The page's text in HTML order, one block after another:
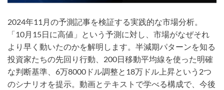
2024年11月の予測記事を検証する実践的な市場分析。
「10月15日に高値」という予測に対し、市場がなぜそれ
より早く動いたのかを解明します。半減期パターンを知る
投資家たちの先回り行動、200日移動平均線を使った明確
な判断基準、6万8000ドル調整と18万ドル上昇という2つ
のシナリオを提示。動画とテキストで学べる構成で、今後